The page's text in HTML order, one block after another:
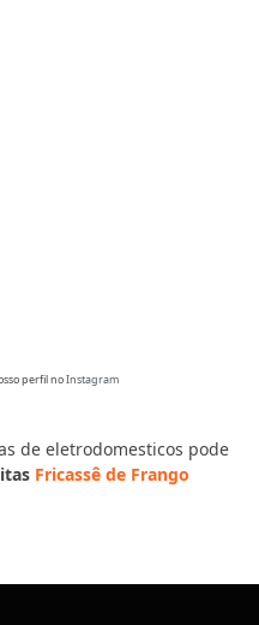
perfil noInstagram
de eletrodomesticos pode
Fricassê de Frango